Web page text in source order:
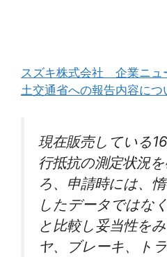
スズキ株式会社 企業ニュ
土交通省への報告内容につ
現在販売している
行抵抗の測定状況
ろ、申請時には、
したデータではな
と比較し妥当性を
ヤ、ブレーキ、ト